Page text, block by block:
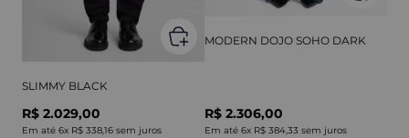
SLIMMY BLACK
R$ 2.029,00
Em até 6x R$ 338,16 sem juros
MODERN DOJO SOHO DARK
R$ 2.306,00
Em até 6x R$ 384,33 sem juros